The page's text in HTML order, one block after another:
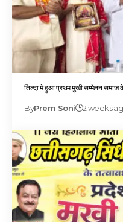
तिल्दा मे हुआ प्रथम मुखी सम्मेलन समाज
ByPrem Soni 2 weeks